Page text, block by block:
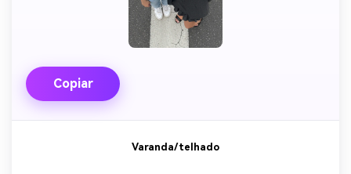
Copiar
Varanda/telhado